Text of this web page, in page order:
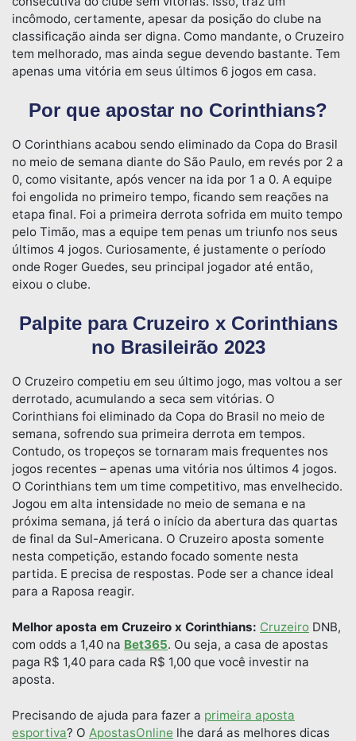
incômodo, certamente, apesar da posição do clube na
classificação ainda ser digna. Como mandante, o Cruzeiro
tem melhorado, mas ainda segue devendo bastante. Tem
apenas uma vitória em seus últimos 6 jogos em casa.
Por que apostar no Corinthians?
O Corinthians acabou sendo eliminado da Copa do Brasil
no meio de semana diante do São Paulo, em revés por 2 a
0, como visitante, após vencer na ida por 1 a 0. A equipe
foi engolida no primeiro tempo, ficando sem reações na
etapa final. Foi a primeira derrota sofrida em muito tempo
pelo Timão, mas a equipe tem penas um triunfo nos seus
últimos 4 jogos. Curiosamente, é justamente o período
onde Roger Guedes, seu principal jogador até então,
eixou o clube.
Palpite para Cruzeiro x Corinthians
no Brasileirão 2023
O Cruzeiro competiu em seu último jogo, mas voltou a ser
derrotado, acumulando a seca sem vitórias. O
Corinthians foi eliminado da Copa do Brasil no meio de
semana, sofrendo sua primeira derrota em tempos.
Contudo, os tropeços se tornaram mais frequentes nos
jogos recentes – apenas uma vitória nos últimos 4 jogos.
O Corinthians tem um time competitivo, mas envelhecido.
Jogou em alta intensidade no meio de semana e na
próxima semana, já terá o início da abertura das quartas
de final da Sul-Americana. O Cruzeiro aposta somente
nesta competição, estando focado somente nesta
partida. E precisa de respostas. Pode ser a chance ideal
para a Raposa reagir.
Melhor aposta em Cruzeiro x Corinthians: Cruzeiro DNB,
com odds a 1,40 na Bet365. Ou seja, a casa de apostas
paga R$ 1,40 para cada R$ 1,00 que você investir na
aposta.
Precisando de ajuda para fazer a primeira aposta
esportiva? O ApostasOnline lhe dará as melhores dicas